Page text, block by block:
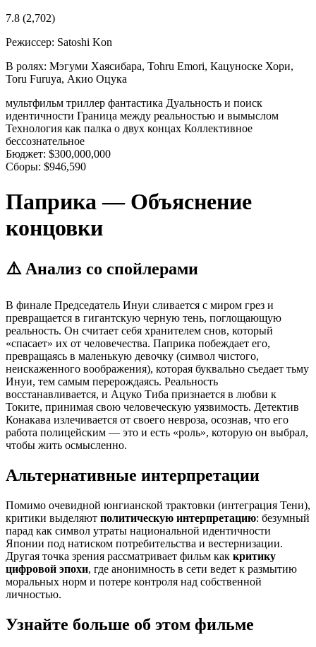
7.8 (2,702)
Режиссер: Satoshi Kon
В ролях: Мэгуми Хаясибара, Tohru Emori, Кацуноске Хори,
Toru Furuya, Акио Оцука
мультфильм триллер фантастика Дуальность и поиск
идентичности Граница между реальностью и вымыслом
Технология как палка о двух концах Коллективное
бессознательное
Бюджет: $300,000,000
Сборы: $946,590
Паприка — Объяснение
концовки
⚠️ Анализ со спойлерами
В финале Председатель Инуи сливается с миром грез и
превращается в гигантскую черную тень, поглощающую
реальность. Он считает себя хранителем снов, который
«спасает» их от человечества. Паприка побеждает его,
превращаясь в маленькую девочку (символ чистого,
неискаженного воображения), которая буквально съедает тьму
Инуи, тем самым перерождаясь. Реальность
восстанавливается, и Ацуко Тиба признается в любви к
Токите, принимая свою человеческую уязвимость. Детектив
Конакава излечивается от своего невроза, осознав, что его
работа полицейским — это и есть «роль», которую он выбрал,
чтобы жить осмысленно.
Альтернативные интерпретации
Помимо очевидной юнгианской трактовки (интеграция Тени),
критики выделяют политическую интерпретацию: безумный
парад как символ утраты национальной идентичности
Японии под натиском потребительства и вестернизации.
Другая точка зрения рассматривает фильм как критику
цифровой эпохи, где анонимность в сети ведет к размытию
моральных норм и потере контроля над собственной
личностью.
Узнайте больше об этом фильме